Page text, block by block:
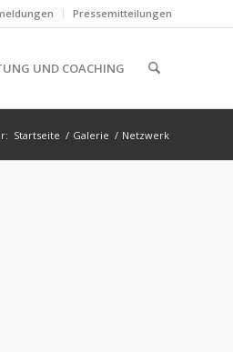
Pressemitteilungen
UND COACHING
Startseite / Galerie / Netzwerk